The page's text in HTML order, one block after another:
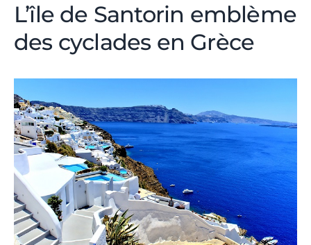
L’île de Santorin emblème
des cyclades en Grèce